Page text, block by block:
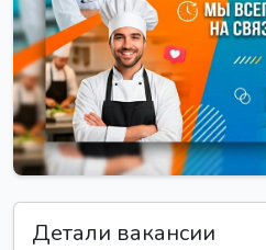
Детали вакансии